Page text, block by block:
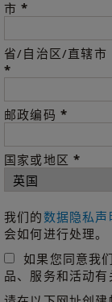
市*
省/自治区/直辖市
*
邮政编码 *
国家或地区*
我们的数据隐私声
会如何进行处理。
如果您同意我
品、服务和活动有